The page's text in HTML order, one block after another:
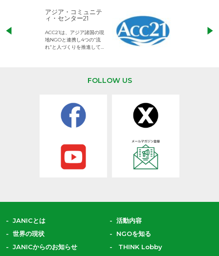
アジア・コミュニテ
ィ・センター21
ACC21は、アジア諸国の現
地NGOと連携し4つの“流
れ”と人づくりを推進してい
児童労働のない
権利が守られた
FOLLOW US
JANICとは
活動内容
世界の現状
NGOを知る
JANICからのお知らせ
THINK Lobby